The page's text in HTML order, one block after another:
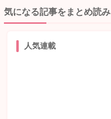
気になる記事をまとめ読み
人気連載